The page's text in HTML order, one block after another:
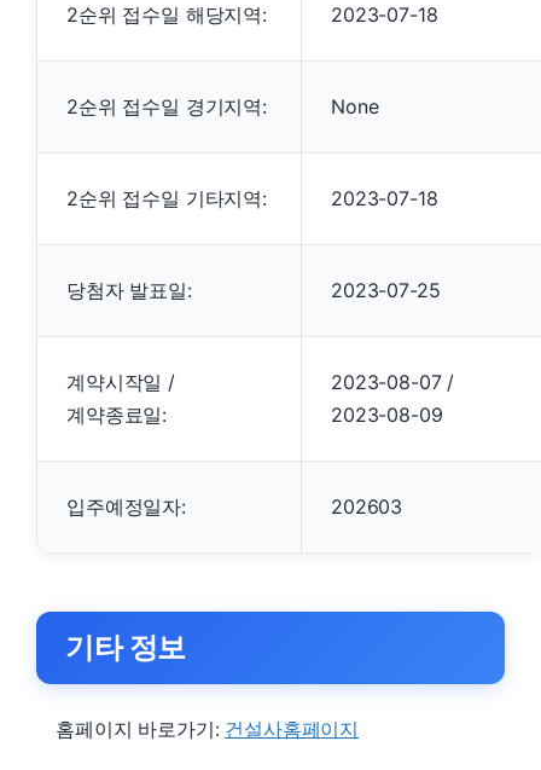
2순위 접수일 해당지역: 2023-07-18
2순위 접수일 경기지역: None
2순위 접수일 기타지역: 2023-07-18
당첨자 발표일: 2023-07-25
계약시작일 /
계약종료일:
2023-08-07 /
2023-08-09
입주예정일자: 202603
기타 정보
홈페이지 바로가기: 건설사홈페이지